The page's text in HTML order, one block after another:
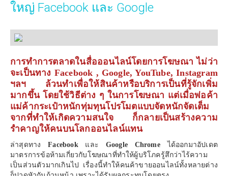
ใหญ่ Facebook และ Google
การทำการตลาดในสื่อออนไลน์โดยการโฆษณา ไม่ว่า
จะเป็นทาง Facebook , Google, YouTube, Instagram
ฯลฯ ล้วนทำเพื่อให้สินค้าหรือบริการเป็นที่รู้จักเพิ่ม
มากขึ้น โดยใช้วิธีต่าง ๆ ในการโฆษณา แต่เมื่อพ่อค้า
แม่ค้ากระเป๋าหนักทุ่มทุนโปรโมตแบบจัดหนักจัดเต็ม
จากที่ทำให้เกิดความสนใจ ก็กลายเป็นสร้างความ
รำคาญให้คนบนโลกออนไลน์แทน
ล่าสุดทางFacebook และ Google Chromeได้ออกมาอัปเดต
มาตรการข้อห้ามเกี่ยวกับโฆษณาที่ทำให้ผู้บริโภครู้สึกว่าไร้ความ
เป็นส่วนตัวมากเกินไป เรื่องนี้ทำให้คนค้าขายออนไลน์ทั้งหลายต่าง